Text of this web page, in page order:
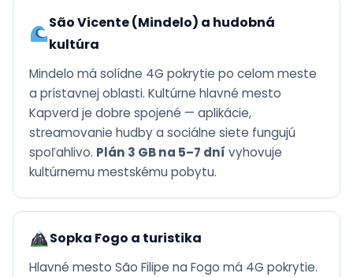
São Vicente (Mindelo) a hudobná
kultúra
Mindelo má solídne 4G pokrytie po celom meste
a prístavnej oblasti. Kultúrne hlavné mesto
Kapverd je dobre spojené — aplikácie,
streamovanie hudby a sociálne siete fungujú
spoľahlivo. Plán 3 GB na 5–7 dní vyhovuje
kultúrnemu mestskému pobytu.
Sopka Fogo a turistika
Hlavné mesto São Filipe na Fogo má 4G pokrytie.